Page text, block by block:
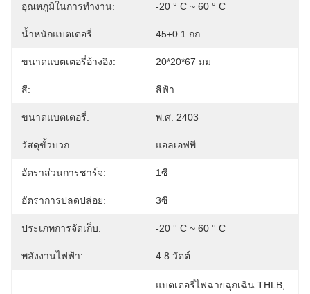
อุณหภูมิในการทำงาน: -20 ° C ~ 60 ° C
น้ำหนักแบตเตอรี่: 45±0.1 กก
ขนาดแบตเตอรี่อ้างอิง: 20*20*67 มม
สี: สีฟ้า
ขนาดแบตเตอรี่: พ.ศ. 2403
วัสดุขั้วบวก: แอลเอฟพี
อัตราส่วนการชาร์จ: 1ซี
อัตราการปลดปล่อย: 3ซี
ประเภทการจัดเก็บ: -20 ° C ~ 60 ° C
พลังงานไฟฟ้า: 4.8 วัตต์
แบตเตอรี่ไฟฉายฉุกเฉิน THLB